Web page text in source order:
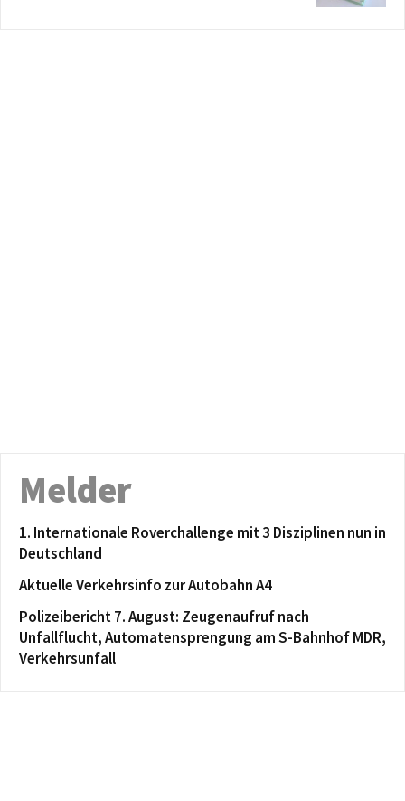
Melder
1. Internationale Roverchallenge mit 3 Disziplinen nun in
Deutschland
Aktuelle Verkehrsinfo zur Autobahn A4
Polizeibericht 7. August: Zeugenaufruf nach
Unfallflucht, Automatensprengung am S-Bahnhof MDR,
Verkehrsunfall